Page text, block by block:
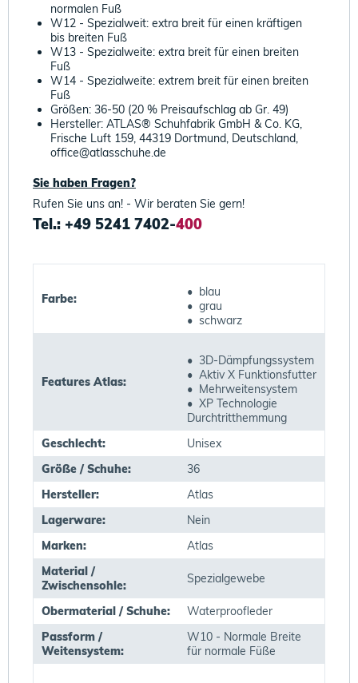
normalen Fuß
W12 - Spezialweit: extra breit für einen kräftigen
bis breiten Fuß
W13 - Spezialweite: extra breit für einen breiten
Fuß
W14 - Spezialweite: extrem breit für einen breiten
Fuß
Größen: 36-50 (20 % Preisaufschlag ab Gr. 49)
Hersteller: ATLAS® Schuhfabrik GmbH & Co. KG,
Frische Luft 159, 44319 Dortmund, Deutschland,
office@atlasschuhe.de
Sie haben Fragen?
Rufen Sie uns an! - Wir beraten Sie gern!
Tel.: +49 5241 7402-400
Farbe:
• blau
• grau
• schwarz
Features Atlas:
• 3D-Dämpfungssystem
• Aktiv X Funktionsfutter
• Mehrweitensystem
• XP Technologie
Durchtritthemmung
Geschlecht:
Unisex
Größe / Schuhe:
36
Hersteller:
Atlas
Lagerware:
Nein
Marken:
Atlas
Material /
Zwischensohle:
Spezialgewebe
Obermaterial / Schuhe:
Waterproofleder
Passform /
Weitensystem:
W10 - Normale Breite
für normale Füße